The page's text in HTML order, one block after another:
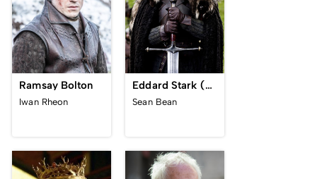
Ramsay Bolton
Iwan Rheon
Eddard Stark (Game of Thrones)
Sean Bean